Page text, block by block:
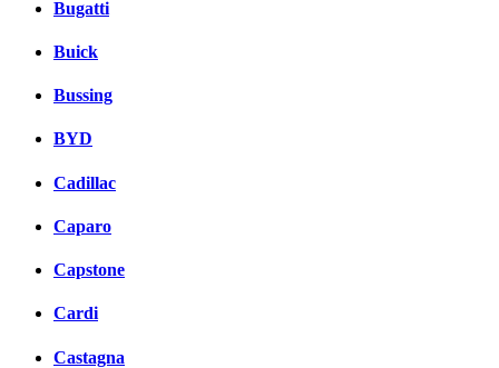
Bugatti
Buick
Bussing
BYD
Cadillac
Caparo
Capstone
Cardi
Castagna